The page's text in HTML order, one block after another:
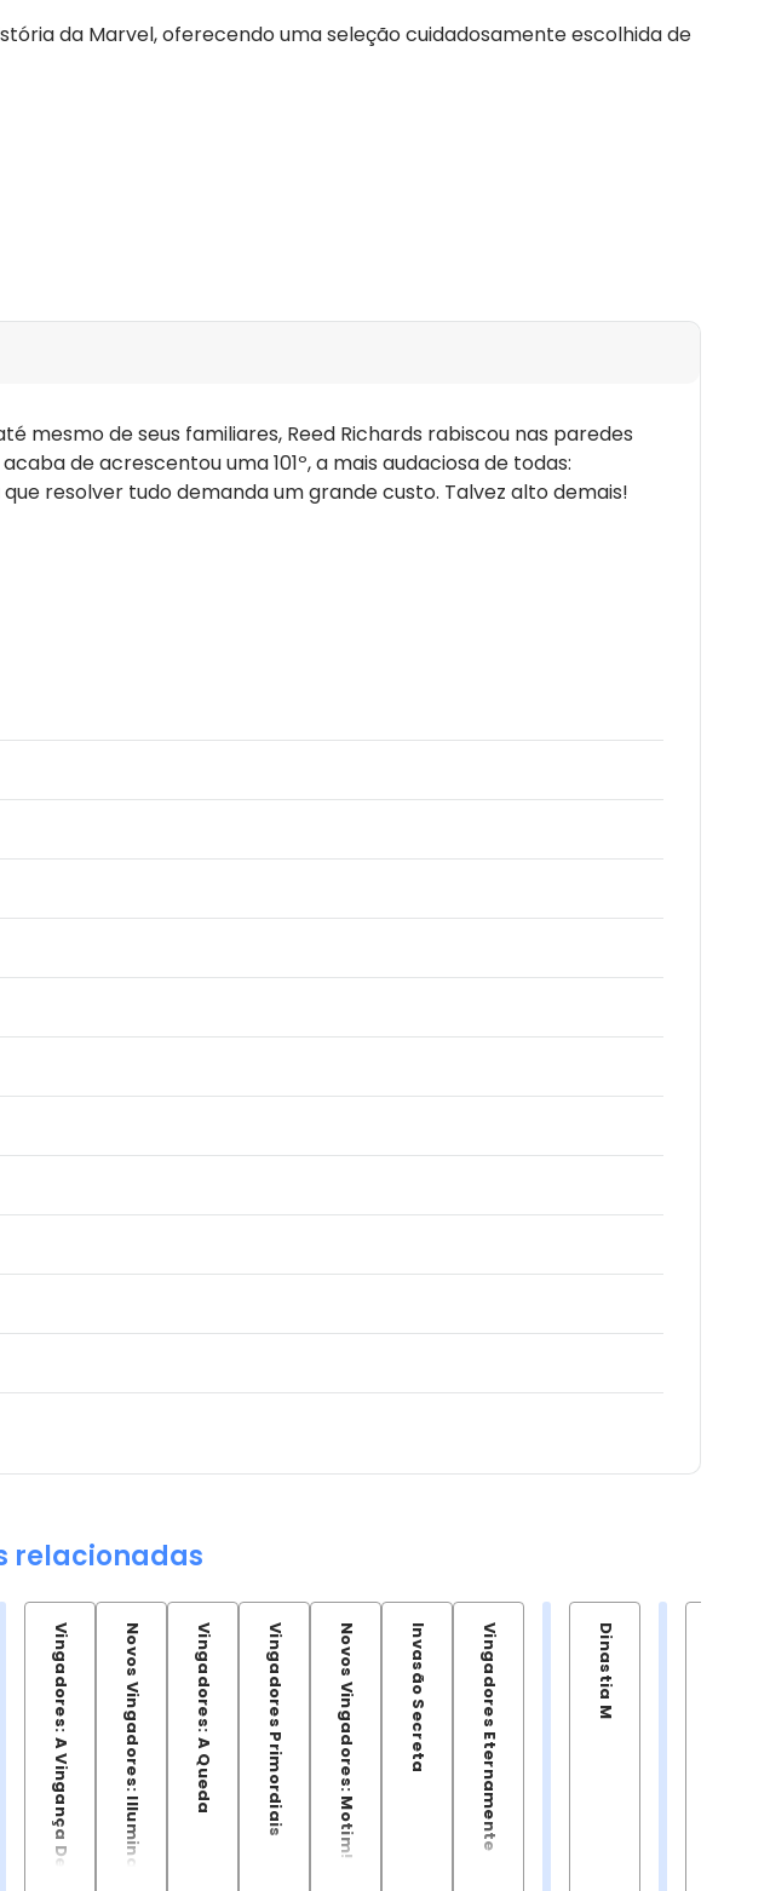
da Marvel, oferecendo uma seleção cuidadosamente escolhida de
mesmo de seus familiares, Reed Richards rabiscou nas paredes
de acrescentou uma 101º, a mais audaciosa de todas:
resolver tudo demanda um grande custo. Talvez alto demais!
relacionadas
Vingadores: A Vingança De Ultron Novos Vingadores: Illuminati Vingadores: A Queda Vingadores Primordiais Novos Vingadores: Motim! Invasão Secreta Vingadores Eternamente Dinastia M